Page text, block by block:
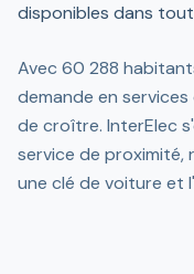
disponibles dans
Avec 60 288
demande en
de croître. InterElec
service de proximité,
une clé de voiture et